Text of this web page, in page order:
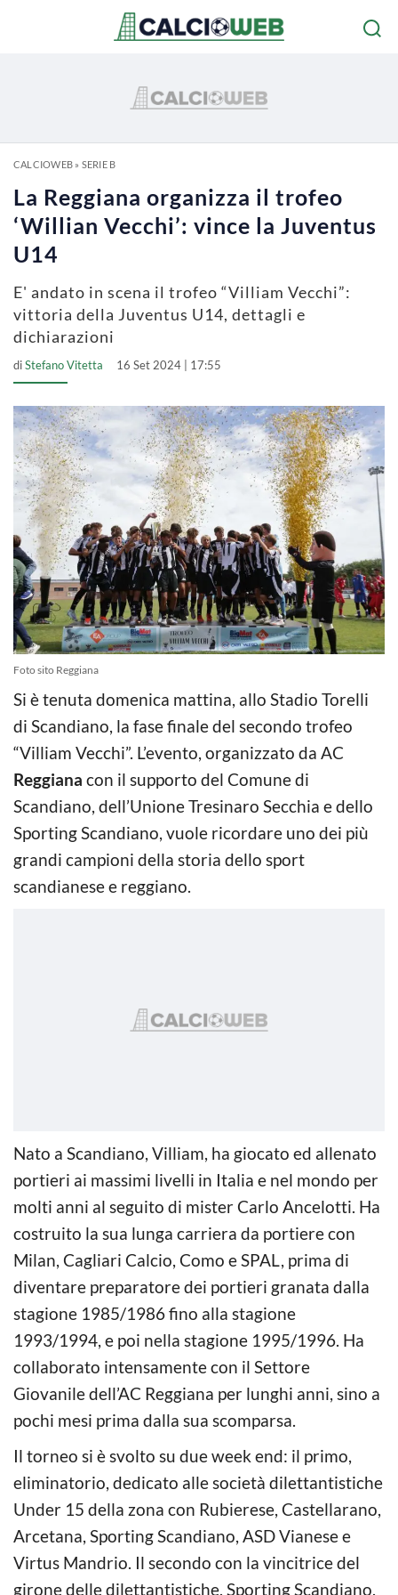
CALCIOWEB» SERIE B
La Reggiana organizza il trofeo
‘Willian Vecchi’: vince la Juventus
U14
E' andato in scena il trofeo “Villiam Vecchi”:
vittoria della Juventus U14, dettagli e
dichiarazioni
diStefano Vitetta 16 Set 2024 | 17:55
Foto sito Reggiana
Si è tenuta domenica mattina, allo Stadio Torelli
di Scandiano, la fase finale del secondo trofeo
“Villiam Vecchi”. L’evento, organizzato da AC
Reggiana con il supporto del Comune di
Scandiano, dell’Unione Tresinaro Secchia e dello
Sporting Scandiano, vuole ricordare uno dei più
grandi campioni della storia dello sport
scandianese e reggiano.
Nato a Scandiano, Villiam, ha giocato ed allenato
portieri ai massimi livelli in Italia e nel mondo per
molti anni al seguito di mister Carlo Ancelotti. Ha
costruito la sua lunga carriera da portiere con
Milan, Cagliari Calcio, Como e SPAL, prima di
diventare preparatore dei portieri granata dalla
stagione 1985/1986 fino alla stagione
1993/1994, e poi nella stagione 1995/1996. Ha
collaborato intensamente con il Settore
Giovanile dell’AC Reggiana per lunghi anni, sino a
pochi mesi prima dalla sua scomparsa.
Il torneo si è svolto su due week end: il primo,
eliminatorio, dedicato alle società dilettantistiche
Under 15 della zona con Rubierese, Castellarano,
Arcetana, Sporting Scandiano, ASD Vianese e
Virtus Mandrio. Il secondo con la vincitrice del
girone delle dilettantistiche, Sporting Scandiano,